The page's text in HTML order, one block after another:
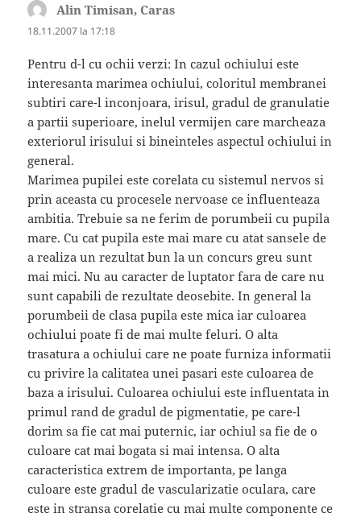
Alin Timisan, Caras
18.11.2007 la 17:18
Pentru d-l cu ochii verzi: In cazul ochiului este
interesanta marimea ochiului, coloritul membranei
subtiri care-l inconjoara, irisul, gradul de granulatie
a partii superioare, inelul vermijen care marcheaza
exteriorul irisului si bineinteles aspectul ochiului in
general.
Marimea pupilei este corelata cu sistemul nervos si
prin aceasta cu procesele nervoase ce influenteaza
ambitia. Trebuie sa ne ferim de porumbeii cu pupila
mare. Cu cat pupila este mai mare cu atat sansele de
a realiza un rezultat bun la un concurs greu sunt
mai mici. Nu au caracter de luptator fara de care nu
sunt capabili de rezultate deosebite. In general la
porumbeii de clasa pupila este mica iar culoarea
ochiului poate fi de mai multe feluri. O alta
trasatura a ochiului care ne poate furniza informatii
cu privire la calitatea unei pasari este culoarea de
baza a irisului. Culoarea ochiului este influentata in
primul rand de gradul de pigmentatie, pe care-l
dorim sa fie cat mai puternic, iar ochiul sa fie de o
culoare cat mai bogata si mai intensa. O alta
caracteristica extrem de importanta, pe langa
culoare este gradul de vascularizatie oculara, care
este in stransa corelatie cu mai multe componente ce